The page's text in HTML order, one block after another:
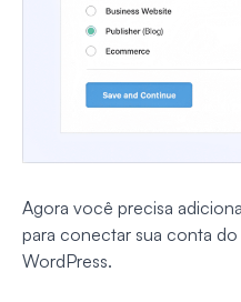
Agora você precisa
para conectar sua conta
WordPress.